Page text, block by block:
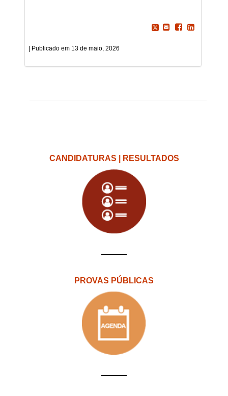
13 de maio, 2026
CANDIDATURAS | RESULTADOS
PROVAS PÚBLICAS